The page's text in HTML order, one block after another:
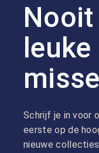
Schrijf je in voor
eerste op de
nieuwe